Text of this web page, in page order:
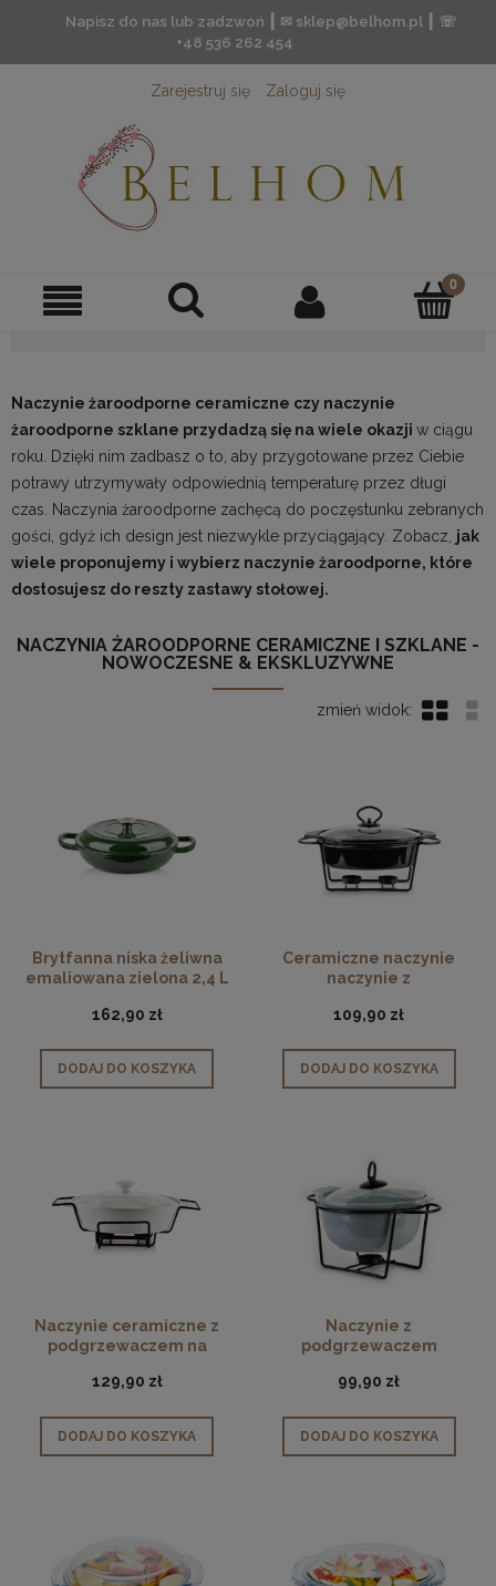
Napisz do nas lub zadzwoń ┃ ✉ sklep@belhom.pl ┃ ☏
+48 536 262 454
Zarejestruj się Zaloguj się
Naczynie żaroodporne ceramiczne czy naczynie
żaroodporne szklane przydadzą się na wiele okazji w ciągu
roku. Dzięki nim zadbasz o to, aby przygotowane przez Ciebie
potrawy utrzymywały odpowiednią temperaturę przez długi
czas. Naczynia żaroodporne zachęcą do poczęstunku zebranych
gości, gdyż ich design jest niezwykle przyciągający. Zobacz, jak
wiele proponujemy i wybierz naczynie żaroodporne, które
dostosujesz do reszty zastawy stołowej.
NACZYNIA ŻAROODPORNE CERAMICZNE I SZKLANE -
NOWOCZESNE & EKSKLUZYWNE
Brytfanna niska żeliwna
emaliowana zielona 2,4 L
162,90 zł
DODAJ DO KOSZYKA
Ceramiczne naczynie
naczynie z
109,90 zł
DODAJ DO KOSZYKA
Naczynie ceramiczne z
podgrzewaczem na
129,90 zł
DODAJ DO KOSZYKA
Naczynie z
podgrzewaczem
1,2 L
99,90 zł
DODAJ DO KOSZYKA